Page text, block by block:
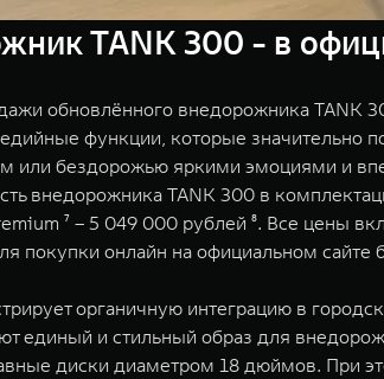
TANK 300 - в
обновлённого внедорожника
функции, которые
или бездорожью яркими эмоциями и
внедорожника TANK 300 в
⁷ – 5 049 000 рублей ⁸. Все цены
покупки онлайн на официальном сайте
органичную интеграцию в
единый и стильный образ для
диски диаметром 18 дюймов. При